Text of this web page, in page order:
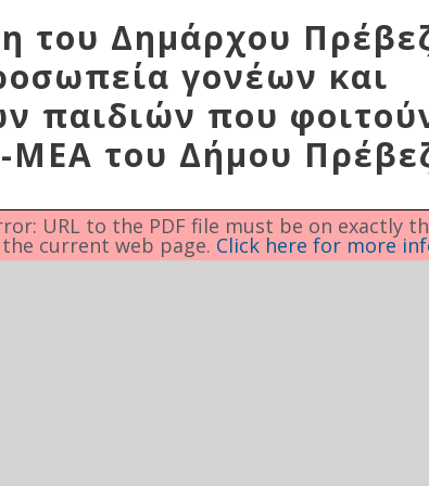
του Δημάρχου
γονέων και
παιδιών που
του Δήμου
URL to the PDF file must be on exactly
current web page. Click here for more